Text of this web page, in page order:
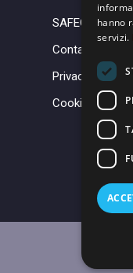
Contatti
Privacy Policy
Cookie Policy
hanno
servizi.